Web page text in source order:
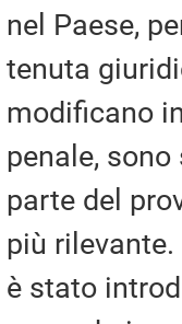
nel Paese,
tenuta
modificano
penale,
parte del
più
è stato